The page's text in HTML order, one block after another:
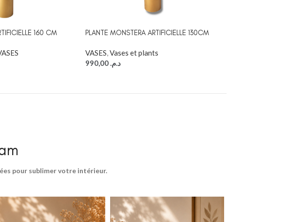
160 CM PLANTE MONSTERA ARTIFICIELLE 130CM
VASES Vases et plants
د.م. 990,00
pour sublimer votre intérieur.